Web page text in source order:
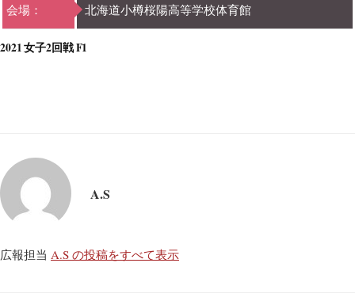
会場： 北海道小樽桜陽高等学校体育館
2021 女子2回戦 F1
A.S
広報担当 A.S の投稿をすべて表示